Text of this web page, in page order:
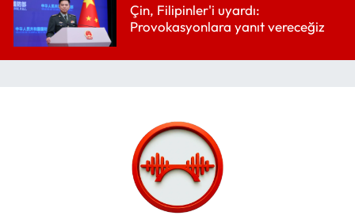
Çin, Filipinler'i uyardı:
Provokasyonlara yanıt vereceğiz